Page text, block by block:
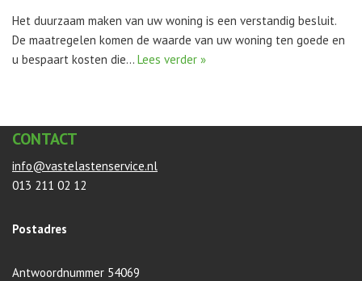
Het duurzaam maken van uw woning is een verstandig besluit.
De maatregelen komen de waarde van uw woning ten goede en
u bespaart kosten die… Lees verder »
CONTACT
info@vastelastenservice.nl
013 211 02 12
Postadres
Antwoordnummer 54069